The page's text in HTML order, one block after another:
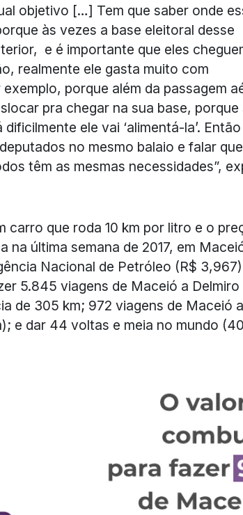
objetivo […] Tem que saber onde
às vezes a base eleitoral desse
e é importante que eles
realmente ele gasta muito com
porque além da passagem
pra chegar na sua base, porque
ele vai ‘alimentá-la’.
no mesmo balaio e falar que
têm as mesmas necessidades”,
carro que roda 10 km por litro e o
na última semana de 2017, em
Nacional de Petróleo (R$
5.845 viagens de Maceió a Delmiro
de 305 km; 972 viagens de Maceió a
e dar 44 voltas e meia no mundo